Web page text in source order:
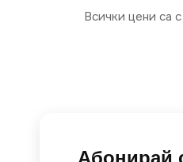
Всички цени са